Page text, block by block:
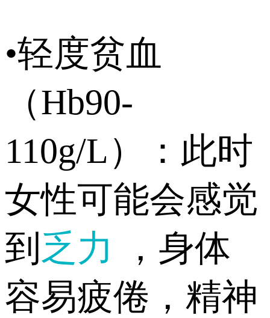
•轻度贫血
（Hb90-
110g/L）：此时
女性可能会感觉
到乏力
，身体
容易疲倦，精神